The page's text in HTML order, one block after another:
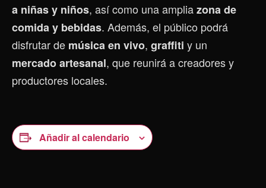
a niñas y niños, así como una ampliazona de
comida y bebidas. Además, el público podrá
disfrutar de música en vivo, graffiti y un
mercado artesanal, que reunirá a creadores y
productores locales.
Añadir al calendario